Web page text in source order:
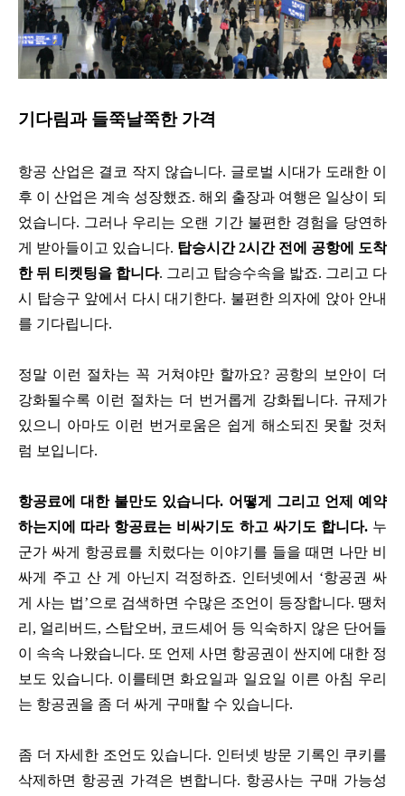
기다림과 들쭉날쭉한 가격
항공 산업은 결코 작지 않습니다. 글로벌 시대가 도래한 이
후 이 산업은 계속 성장했죠. 해외 출장과 여행은 일상이 되
었습니다. 그러나 우리는 오랜 기간 불편한 경험을 당연하
게 받아들이고 있습니다. 탑승시간 2시간 전에 공항에 도착
한 뒤 티켓팅을 합니다. 그리고 탑승수속을 밟죠. 그리고 다
시 탑승구 앞에서 다시 대기한다. 불편한 의자에 앉아 안내
를 기다립니다.
정말 이런 절차는 꼭 거쳐야만 할까요? 공항의 보안이 더
강화될수록 이런 절차는 더 번거롭게 강화됩니다. 규제가
있으니 아마도 이런 번거로움은 쉽게 해소되진 못할 것처
럼 보입니다.
항공료에 대한 불만도 있습니다. 어떻게 그리고 언제 예약
하는지에 따라 항공료는 비싸기도 하고 싸기도 합니다.누
군가 싸게 항공료를 치렀다는 이야기를 들을 때면 나만 비
싸게 주고 산 게 아닌지 걱정하죠. 인터넷에서 ‘항공권 싸
게 사는 법’으로 검색하면 수많은 조언이 등장합니다. 땡처
리, 얼리버드, 스탑오버, 코드셰어 등 익숙하지 않은 단어들
이 속속 나왔습니다. 또 언제 사면 항공권이 싼지에 대한 정
보도 있습니다. 이를테면 화요일과 일요일 이른 아침 우리
는 항공권을 좀 더 싸게 구매할 수 있습니다.
좀 더 자세한 조언도 있습니다. 인터넷 방문 기록인 쿠키를
삭제하면 항공권 가격은 변합니다. 항공사는 구매 가능성